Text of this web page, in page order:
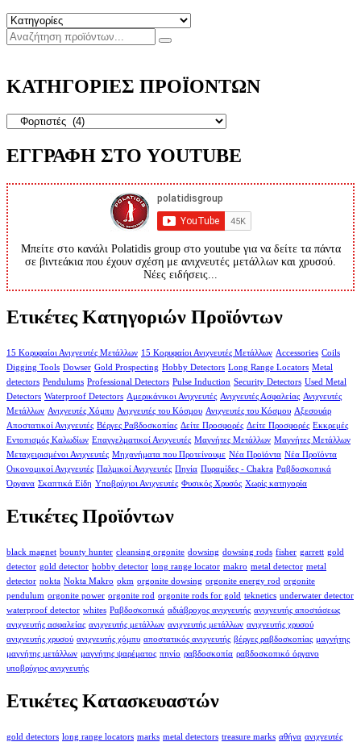
ΚΑΤΗΓΟΡΙΕΣ ΠΡΟΪΟΝΤΩΝ
ΕΓΓΡΑΦΗ ΣΤΟ YOUTUBE
Μπείτε στο κανάλι Polatidis group στο youtube για να δείτε τα πάντα
σε βιντεάκια που έχουν σχέση με ανιχνευτές μετάλλων και χρυσού.
Νέες ειδήσεις...
Ετικέτες Κατηγοριών Προϊόντων
15 Κορυφαίοι Ανιχνευτές Μετάλλων 15 Κορυφαίοι Ανιχνευτές Μετάλλων Accessories Coils
Digging Tools Dowser Gold Prospecting Hobby Detectors Long Range Locators Metal
detectors Pendulums Professional Detectors Pulse Induction Security Detectors Used Metal
Detectors Waterproof Detectors Αμερικάνικοι Ανιχνευτές Ανιχνευτές Ασφαλείας Ανιχνευτές
Μετάλλων Ανιχνευτές Χόμπυ Ανιχνευτές του Κόσμου Ανιχνευτές του Κόσμου Αξεσουάρ
Αποστατικοί Ανιχνευτές Βέργες Ραβδοσκοπίας Δείτε Προσφορές Δείτε Προσφορές Εκκρεμές
Εντοπισμός Καλωδίων Επαγγελματικοί Ανιχνευτές Μαγνήτες Μετάλλων Μαγνήτες Μετάλλων
Μεταχειρισμένοι Ανιχνευτές Μηχανήματα που Προτείνουμε Νέα Προϊόντα Νέα Προϊόντα
Οικονομικοί Ανιχνευτές Παλμικοί Ανιχνευτές Πηνία Πυραμίδες - Chakra Ραβδοσκοπικά
Όργανα Σκαπτικά Είδη Υποβρύχιοι Ανιχνευτές Φυσικός Χρυσός Χωρίς κατηγορία
Ετικέτες Προϊόντων
black magnet bounty hunter cleansing orgonite dowsing dowsing rods fisher garrett gold
detector gold detector hobby detector long range locator makro metal detector metal
detector nokta Nokta Makro okm orgonite dowsing orgonite energy rod orgonite
pendulum orgonite power orgonite rod orgonite rods for gold teknetics underwater detector
waterproof detector whites Ραβδοσκοπικά αδιάβροχος ανιχνευτής ανιχνευτής αποστάσεως
ανιχνευτής ασφαλείας ανιχνευτής μετάλλων ανιχνευτής μετάλλων ανιχνευτής χρυσού
ανιχνευτής χρυσού ανιχνευτής χόμπυ αποστατικός ανιχνευτής βέργες ραβδοσκοπίας μαγνήτης
μαγνήτης μετάλλων μαγνήτης ψαρέματος πηνίο ραβδοσκοπία ραβδοσκοπικό όργανο
υποβρύχιος ανιχνευτής
Ετικέτες Κατασκευαστών
gold detectors long range locators marks metal detectors treasure marks αθήνα ανιχνευτές